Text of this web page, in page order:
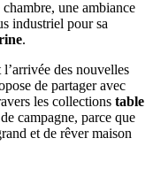
une ambiance
industriel pour sa
.
des nouvelles
de partager avec
les collections table
campagne, parce que
et de rêver maison